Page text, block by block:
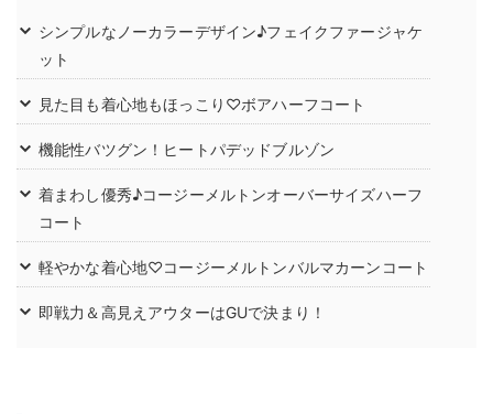
シンプルなノーカラーデザイン♪フェイクファージャケ
ット
見た目も着心地もほっこり♡ボアハーフコート
機能性バツグン！ヒートパデッドブルゾン
着まわし優秀♪コージーメルトンオーバーサイズハーフ
コート
軽やかな着心地♡コージーメルトンバルマカーンコート
即戦力＆高見えアウターはGUで決まり！